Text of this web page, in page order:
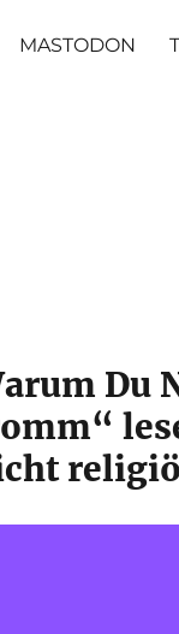
MASTODON
Du